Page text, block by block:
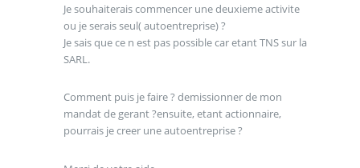
Je souhaiterais commencer une deuxieme activite
ou je serais seul( autoentreprise) ?
Je sais que ce n est pas possible car etant TNS sur la
SARL.
Comment puis je faire ? demissionner de mon
mandat de gerant ?ensuite, etant actionnaire,
pourrais je creer une autoentreprise ?